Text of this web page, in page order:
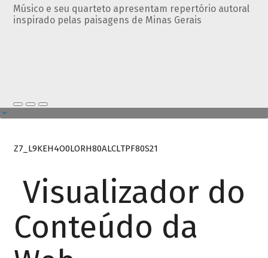
Músico e seu quarteto apresentam repertório autoral
inspirado pelas paisagens de Minas Gerais
Z7_L9KEH4O0LORH80ALCLTPF80S21
Visualizador do
Conteúdo da